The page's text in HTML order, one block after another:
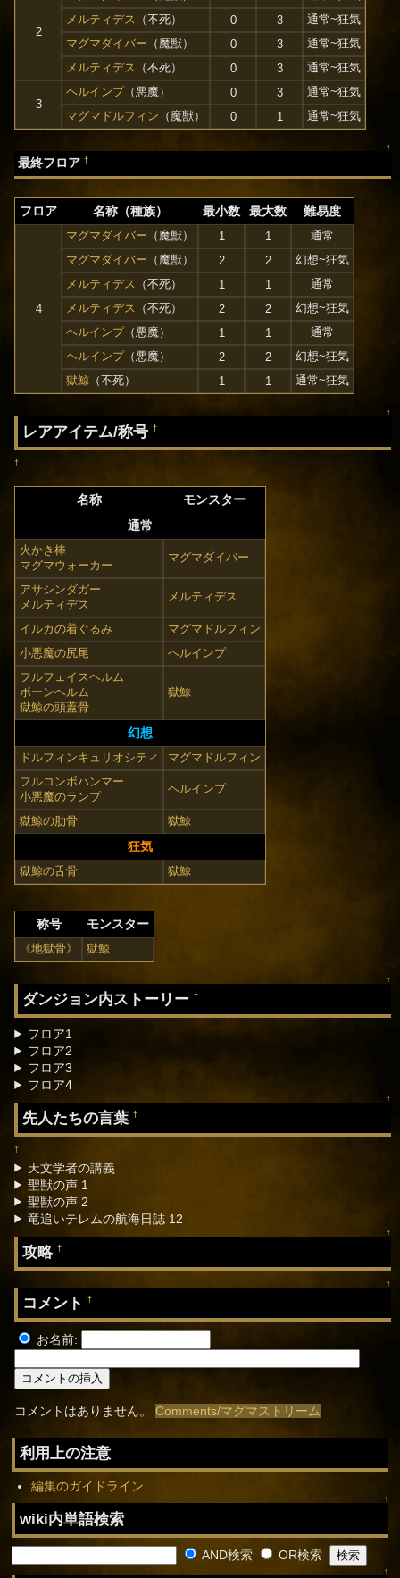
2
メルティデス
（不死） 0 3
通常~狂気
マグマダイバー （魔獣） 0 3
通常~狂気
メルティデス
（不死） 0 3 通常~狂気
3
ヘルインプ（悪魔） 0 3
通常~狂気
マグマドルフィン （魔獣） 0 1 通常~狂気
↑
最終フロア†
フロア 名称（種族） 最小数 最大数 難易度
4
マグマダイバー （魔獣） 1 1
通常
マグマダイバー （魔獣） 2 2
幻想~狂気
メルティデス （不死） 1 1
通常
メルティデス （不死） 2 2
幻想~狂気
ヘルインプ（悪魔） 1 1
通常
ヘルインプ（悪魔） 2 2
幻想~狂気
獄鯨 （不死） 1 1 通常~狂気
↑
レアアイテム/称号†
†
名称
モンスター
通常
火かき棒
マグマウォーカー
マグマダイバー
アサシンダガー
メルティデス
メルティデス
イルカの着ぐるみ
マグマドルフィン
小悪魔の尻尾
ヘルインプ
フルフェイスヘルム
ボーンヘルム
獄鯨の頭蓋骨
獄鯨
幻想
ドルフィンキュリオシティ
マグマドルフィン
フルコンボハンマー
小悪魔のランプ
ヘルインプ
獄鯨の肋骨 獄鯨
狂気
獄鯨の舌骨 獄鯨
称号 モンスター
《地獄骨》 獄鯨
↑
ダンジョン内ストーリー†
フロア1
フロア2
フロア3
フロア4
↑
先人たちの言葉†
†
天文学者の講義
聖獣の声 1
聖獣の声 2
竜追いテレムの航海日誌 12
↑
攻略†
↑
コメント†
お名前:
コメントはありません。Comments/マグマストリーム
利用上の注意
編集のガイドライン
↑
wiki内単語検索
AND検索 OR検索
↑